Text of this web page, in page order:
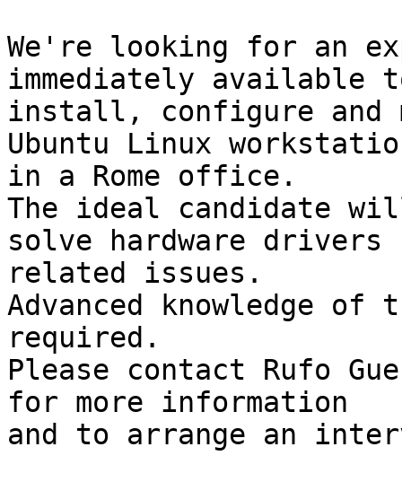
We're looking for an
immediately available
install, configure and
Ubuntu Linux
in a Rome office.
The ideal candidate
solve hardware drivers
related issues.
Advanced knowledge
required.
Please contact Rufo
for more information
and to arrange an